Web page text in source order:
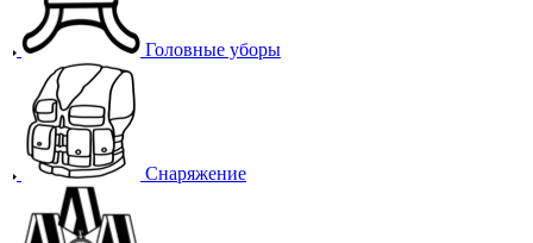
Головные уборы
Снаряжение